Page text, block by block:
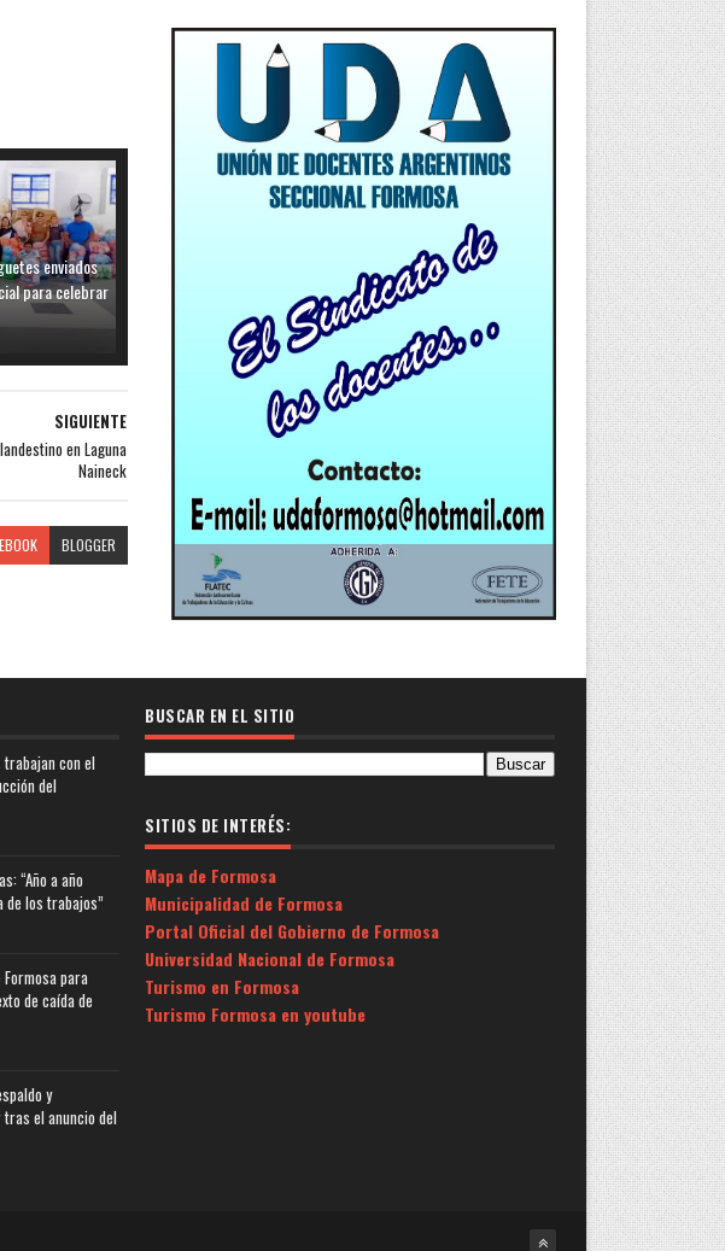
enviados
para celebrar
SIGUIENTE
en Laguna
Naineck
BLOGGER
con el
del
“Año a año
de los trabajos”
para
de caída de
y
el anuncio del
BUSCAR EN EL SITIO
SITIOS DE INTERÉS:
Mapa de Formosa
Municipalidad de Formosa
Portal Oficial del Gobierno de Formosa
Universidad Nacional de Formosa
Turismo en Formosa
Turismo Formosa en youtube